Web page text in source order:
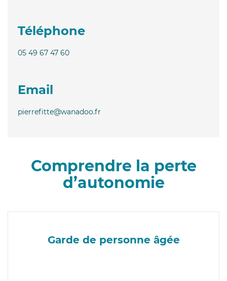
Téléphone
05 49 67 47 60
Email
pierrefitte@wanadoo.fr
Comprendre la perte
d’autonomie
Garde de personne âgée